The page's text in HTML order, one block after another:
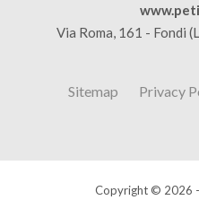
Via Roma, 161 - Fondi
Sitemap Privacy
Copyright © 2026